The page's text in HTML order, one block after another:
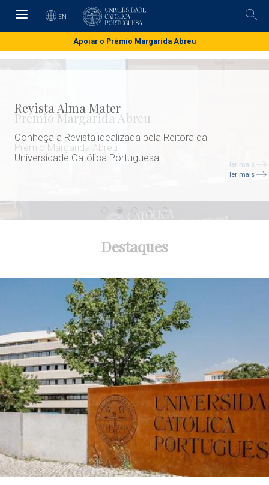
Skip
content
EN
Apoiar o Prémio Margarida Abreu
Revista Alma Mater
Conheça a Revista idealizada pela Reitora da
Universidade Católica Portuguesa
ler mais
Destaques